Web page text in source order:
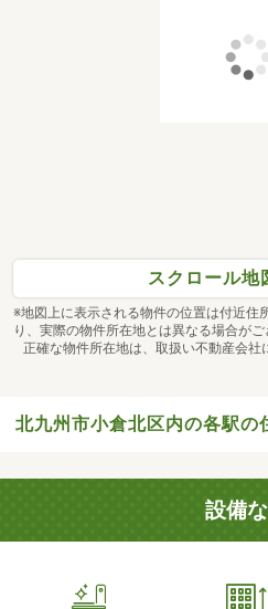
スクロール地
※地図上に表示される物件の位置は付近住
り、実際の物件所在地とは異なる場合がご
正確な物件所在地は、取扱い不動産会社
北九州市小倉北区内の各駅の
設備